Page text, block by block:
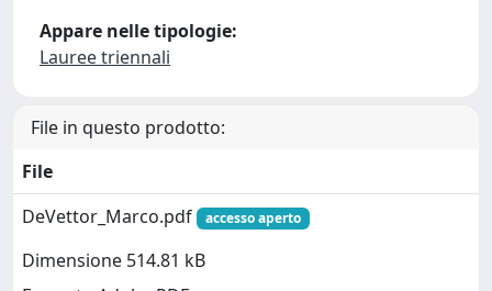
Appare nelle tipologie:
Lauree triennali
File in questo prodotto:
File
DeVettor_Marco.pdf
accesso aperto
Dimensione 514.81 kB